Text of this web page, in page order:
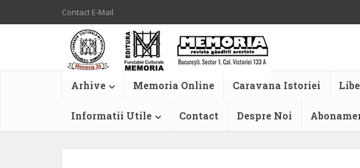
Contact E-Mail
Arhive Memoria Online Caravana Istoriei
Informatii Utile Contact Despre Noi